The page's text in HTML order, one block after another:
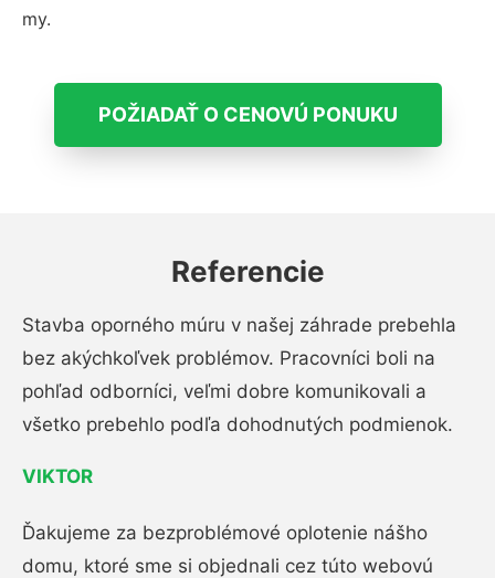
my.
POŽIADAŤ O CENOVÚ PONUKU
Referencie
Stavba oporného múru v našej záhrade prebehla
bez akýchkoľvek problémov. Pracovníci boli na
pohľad odborníci, veľmi dobre komunikovali a
všetko prebehlo podľa dohodnutých podmienok.
VIKTOR
Ďakujeme za bezproblémové oplotenie nášho
domu, ktoré sme si objednali cez túto webovú